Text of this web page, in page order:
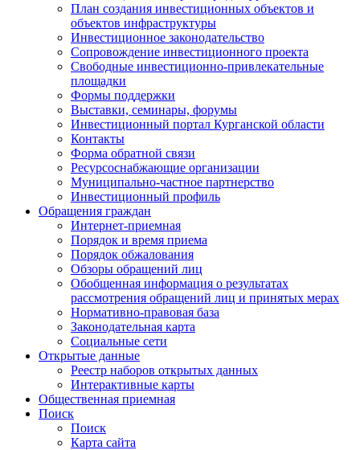
План создания инвестиционных объектов и
объектов инфраструктуры
Инвестиционное законодательство
Сопровождение инвестиционного проекта
Свободные инвестиционно-привлекательные
площадки
Формы поддержки
Выставки, семинары, форумы
Инвестиционный портал Курганской области
Контакты
Форма обратной связи
Ресурсоснабжающие организации
Муниципально-частное партнерство
Инвестиционный профиль
Обращения граждан
Интернет-приемная
Порядок и время приема
Порядок обжалования
Обзоры обращений лиц
Обобщенная информация о результатах
рассмотрения обращений лиц и принятых мерах
Нормативно-правовая база
Законодательная карта
Социальные сети
Открытые данные
Реестр наборов открытых данных
Интерактивные карты
Общественная приемная
Поиск
Поиск
Карта сайта